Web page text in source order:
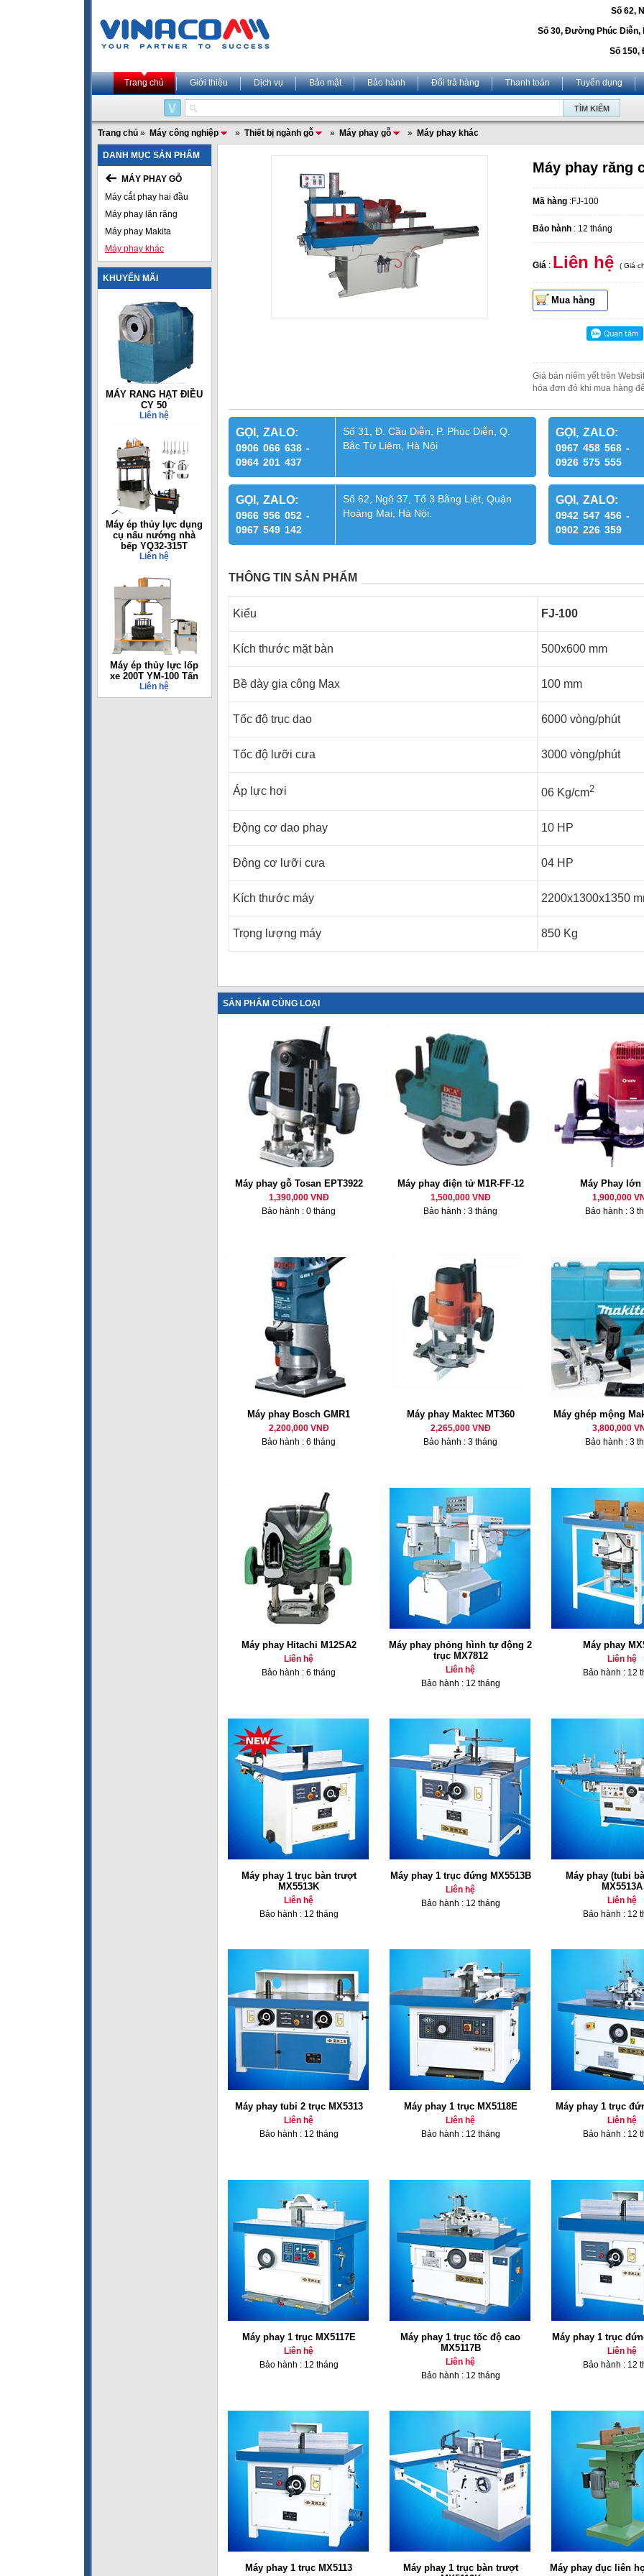
Số 62,
Số 30, Đường Phúc Diễn,
Số 150,
Trang chủ Giới thiệu Dịch vụ Bảo mật Bảo hành Đổi trả hàng Thanh toán Tuyển dụng
Trang chủ » Máy công nghiệp » Thiết bị ngành gỗ » Máy phay gỗ » Máy phay khác
DANH MỤC SẢN PHẨM
MÁY PHAY GỖ
Máy cắt phay hai đầu
Máy phay lăn răng
Máy phay Makita
Máy phay khác
KHUYẾN MÃI
MÁY RANG HẠT ĐIỀU
CY 50
Liên hệ
Máy ép thủy lực dụng
cụ nấu nướng nhà
bếp YQ32-315T
Liên hệ
Máy ép thủy lực lốp
xe 200T YM-100 Tấn
Liên hệ
Máy phay răng
Mã hàng :FJ-100
Bảo hành : 12 tháng
Giá : Liên hệ ( Giá
Mua hàng
Giá bán niêm yết trên
hóa đơn đỏ khi mua hàng
GỌI, ZALO:
0906 066 638 -
0964 201 437
Số 31, Đ. Cầu Diễn, P. Phúc Diễn, Q.
Bắc Từ Liêm, Hà Nội
GỌI, ZALO:
0967 458 568 -
0926 575 555
GỌI, ZALO:
0966 956 052 -
0967 549 142
Số 62, Ngõ 37, Tổ 3 Bằng Liệt, Quận
Hoàng Mai, Hà Nội.
GỌI, ZALO:
0942 547 456 -
0902 226 359
THÔNG TIN SẢN PHẨM
Kiểu FJ-100
Kích thước mặt bàn 500x600 mm
Bề dày gia công Max 100 mm
Tốc độ trục dao 6000 vòng/phút
Tốc độ lưỡi cưa 3000 vòng/phút
Áp lực hơi 06 Kg/cm2
Động cơ dao phay 10 HP
Động cơ lưỡi cưa 04 HP
Kích thước máy 2200x1300x1350
Trọng lượng máy 850 Kg
SẢN PHẨM CÙNG LOẠI
Máy phay gỗ Tosan EPT3922
1,390,000 VNĐ
Bảo hành : 0 tháng
Máy phay điện tử M1R-FF-12
1,500,000 VNĐ
Bảo hành : 3 tháng
Máy Phay lớn
1,900,000
Bảo hành : 3
Máy phay Bosch GMR1
2,200,000 VNĐ
Bảo hành : 6 tháng
Máy phay Maktec MT360
2,265,000 VNĐ
Bảo hành : 3 tháng
Máy ghép mộng
3,800,000
Bảo hành : 3
Máy phay Hitachi M12SA2
Liên hệ
Bảo hành : 6 tháng
Máy phay phỏng hình tự động 2
trục MX7812
Liên hệ
Bảo hành : 12 tháng
Máy phay
Liên hệ
Bảo hành : 12
Máy phay 1 trục bàn trượt
MX5513K
Liên hệ
Bảo hành : 12 tháng
Máy phay 1 trục đứng MX5513B
Liên hệ
Bảo hành : 12 tháng
Máy phay (tubi
MX5513A
Liên hệ
Bảo hành : 12
Máy phay tubi 2 trục MX5313
Liên hệ
Bảo hành : 12 tháng
Máy phay 1 trục MX5118E
Liên hệ
Bảo hành : 12 tháng
Máy phay 1 trục
Liên hệ
Bảo hành : 12
Máy phay 1 trục MX5117E
Liên hệ
Bảo hành : 12 tháng
Máy phay 1 trục tốc độ cao
MX5117B
Liên hệ
Bảo hành : 12 tháng
Máy phay 1 trục
Liên hệ
Bảo hành : 12
Máy phay 1 trục MX5113
Máy phay 1 trục bàn trượt
Máy phay đục liên